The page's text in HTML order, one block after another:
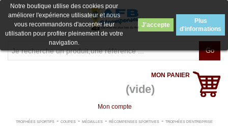
Go
MON PANIER
(vide)
Mon compte
TROPHÉES SPORTIFS- COUPES- MÉDAILLES- RÉCOMPENSES SPORTIVES- TROPHÉES D'ENTREPRISE
Notre boutique utilise des cookies pour
améliorer l'expérience utilisateur et nous
vous recommandons d'accepter leur
utilisation pour profiter pleinement de votre
navigation.
J'accepte
Plus
d'informations